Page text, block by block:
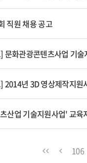
직원 채용 공고
문화관광콘텐츠사업 기
2014년 3D 영상제작지원
산업 기술지원사업' 교
106